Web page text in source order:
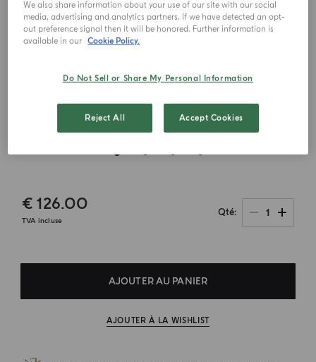
€ 126.00
TVA incluse
Qté 1
AJOUTER AU PANIER
AJOUTER À LA WISHLIST
We also share information about your use of our site with our social
media, advertising and analytics partners. If we have detected an opt-
out preference signal then it will be honored. Further information is
available in our Cookie Policy.
Do Not Sell or Share My Personal Information
Reject All Accept Cookies